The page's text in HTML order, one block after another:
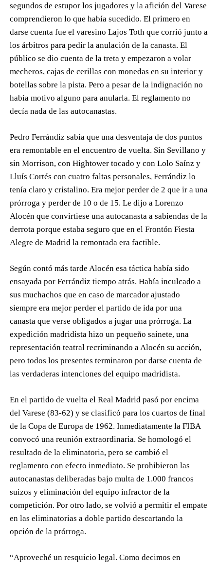
segundos de estupor los jugadores y la afición del Varese
comprendieron lo que había sucedido. El primero en
darse cuenta fue el varesino Lajos Toth que corrió junto a
los árbitros para pedir la anulación de la canasta. El
público se dio cuenta de la treta y empezaron a volar
mecheros, cajas de cerillas con monedas en su interior y
botellas sobre la pista. Pero a pesar de la indignación no
había motivo alguno para anularla. El reglamento no
decía nada de las autocanastas.
Pedro Ferrándiz sabía que una desventaja de dos puntos
era remontable en el encuentro de vuelta. Sin Sevillano y
sin Morrison, con Hightower tocado y con Lolo Saínz y
Lluís Cortés con cuatro faltas personales, Ferrándiz lo
tenía claro y cristalino. Era mejor perder de 2 que ir a una
prórroga y perder de 10 o de 15. Le dijo a Lorenzo
Alocén que convirtiese una autocanasta a sabiendas de la
derrota porque estaba seguro que en el Frontón Fiesta
Alegre de Madrid la remontada era factible.
Según contó más tarde Alocén esa táctica había sido
ensayada por Ferrándiz tiempo atrás. Había inculcado a
sus muchachos que en caso de marcador ajustado
siempre era mejor perder el partido de ida por una
canasta que verse obligados a jugar una prórroga. La
expedición madridista hizo un pequeño sainete, una
representación teatral recriminando a Alocén su acción,
pero todos los presentes terminaron por darse cuenta de
las verdaderas intenciones del equipo madridista.
En el partido de vuelta el Real Madrid pasó por encima
del Varese (83-62) y se clasificó para los cuartos de final
de la Copa de Europa de 1962. Inmediatamente la FIBA
convocó una reunión extraordinaria. Se homologó el
resultado de la eliminatoria, pero se cambió el
reglamento con efecto inmediato. Se prohibieron las
autocanastas deliberadas bajo multa de 1.000 francos
suizos y eliminación del equipo infractor de la
competición. Por otro lado, se volvió a permitir el empate
en las eliminatorias a doble partido descartando la
opción de la prórroga.
“Aproveché un resquicio legal. Como decimos en